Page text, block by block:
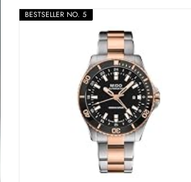
BESTSELLER NO. 5